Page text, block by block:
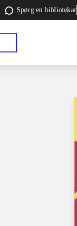
Spørg en bibliotekar